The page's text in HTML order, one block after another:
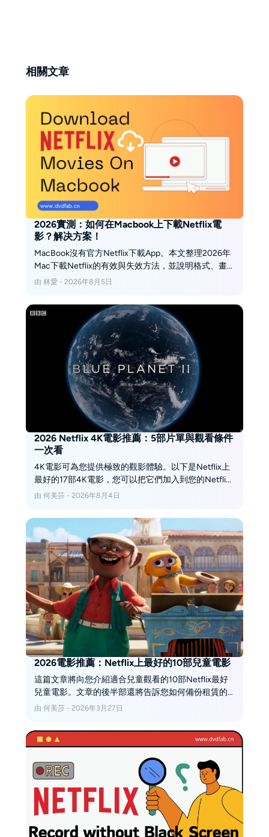
相關文章
2026實測：如何在Macbook上下載Netflix電
影？解决方案！
MacBook沒有官方Netflix下載App。本文整理2026年
Mac下載Netflix的有效與失效方法，並說明格式、畫
質與字幕怎麼選。
由 林愛 - 2026年8月5日
2026 Netflix 4K電影推薦：5部片單與觀看條件
一次看
4K電影可為您提供極致的觀影體驗。以下是Netflix上
最好的17部4K電影，您可以把它們加入到您的Netflix
待看清單了。
由 何美莎 - 2026年8月4日
2026電影推薦：Netflix上最好的10部兒童電影
這篇文章將向您介紹適合兒童觀看的10部Netflix最好
兒童電影。文章的後半部還將告訴您如何備份租賃的
Netflix DVD電影。
由 何美莎 - 2026年3月27日